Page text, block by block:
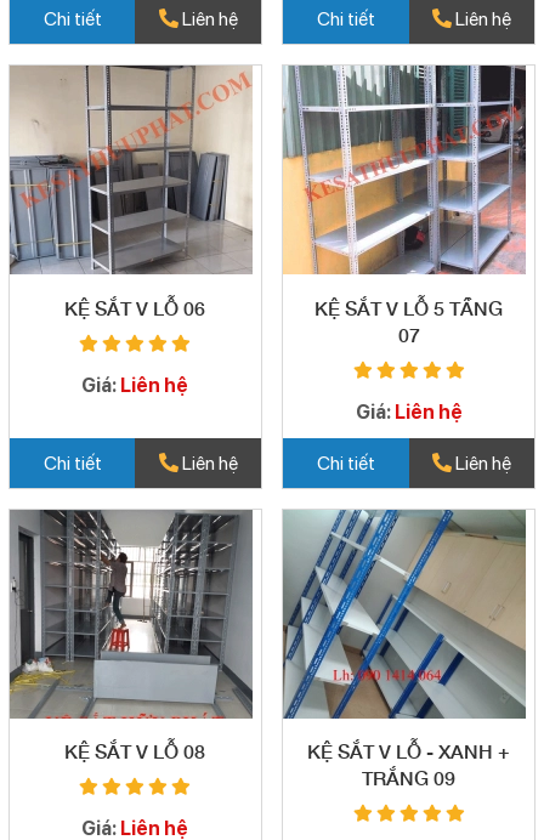
Chi tiết Liên hệ Chi tiết Liên hệ
KỆ SẮT V LỖ 06
Giá: Liên hệ
Chi tiết Liên hệ
KỆ SẮT V LỖ 5 TẦNG
07
Giá: Liên hệ
Chi tiết Liên hệ
KỆ SẮT V LỖ 08
Giá: Liên hệ
KỆ SẮT V LỖ - XANH +
TRẮNG 09